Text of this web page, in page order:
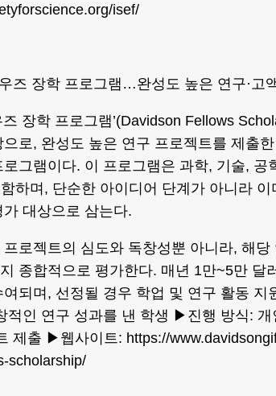
isef/
즈 장학 프로그램…완성도 높은 연구·고
즈 장학 프로그램’(Davidson Fellows
로, 완성도 높은 연구 프로젝트를 제출
그램이다. 이 프로그램은 과학, 기술, 공
하며, 단순한 아이디어 단계가 아니라 이
대상으로 삼는다.
로젝트의 심도와 독창성뿐 아니라, 해당
종합적으로 평가한다. 매년 1만~5만 달
되며, 선정될 경우 학업 및 연구 활동 지
적인 연구 성과를 낸 학생 ▶진행 방식: 개
제출 ▶웹사이트: https://
scholarship/